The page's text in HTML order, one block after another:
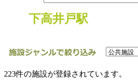
下高井戸駅
223件の施設が登録されています。